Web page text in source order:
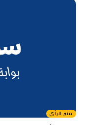
منبر الرأي